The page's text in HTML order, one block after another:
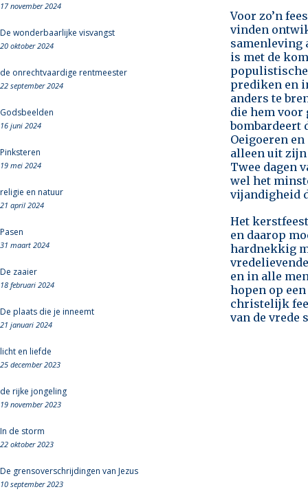
17 november 2024
De wonderbaarlijke visvangst
20 oktober 2024
de onrechtvaardige rentmeester
22 september 2024
Godsbeelden
16 juni 2024
Pinksteren
19 mei 2024
religie en natuur
21 april 2024
Pasen
31 maart 2024
De zaaier
18 februari 2024
De plaats die je inneemt
21 januari 2024
licht en liefde
25 december 2023
de rijke jongeling
19 november 2023
In de storm
22 oktober 2023
De grensoverschrijdingen van Jezus
10 september 2023
Voor zo’n
vinden
samenleving
is met de
prediken en
anders te
die hem voor
bombardeert
Oeigoeren
alleen uit
Twee dagen
wel het
vijandigheid
Het
en daarop
hardnekkig
en in alle
hopen op
christelijk
van de